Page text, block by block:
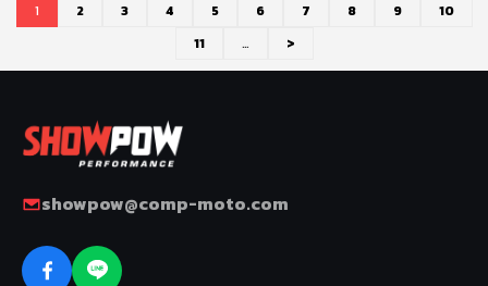
1 2 3 4 5 6 7 8 9
10
11
… >
showpow@comp-moto.com